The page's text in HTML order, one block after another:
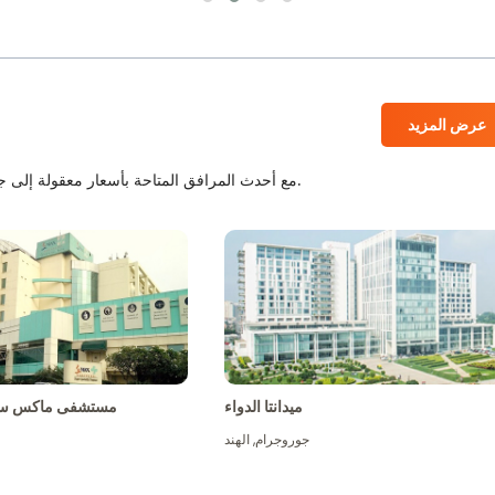
عرض المزيد
المستشفيات المعتمدة من JCI و NABH مع أحدث المرافق المتاحة بأسعار معقولة إلى جانب أفضل الطاقم الطبي.
مستشفى ماكس ميدانتا الدواء
جوروجرام,الهند